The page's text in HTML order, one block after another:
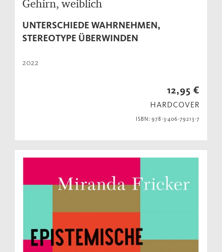
Gehirn, weiblich
UNTERSCHIEDE WAHRNEHMEN,
STEREOTYPE ÜBERWINDEN
2022
12,95 €
HARDCOVER
ISBN: 978-3-406-79213-7